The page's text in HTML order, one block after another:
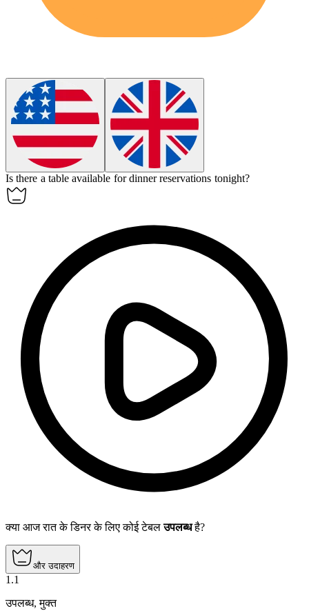
Is there a tableavailable for dinner reservations tonight?
क्या आज रात के डिनर के लिए कोई टेबलउपलब्धहै?
और उदाहरण
1 .1
उपलब्ध,मुक्त